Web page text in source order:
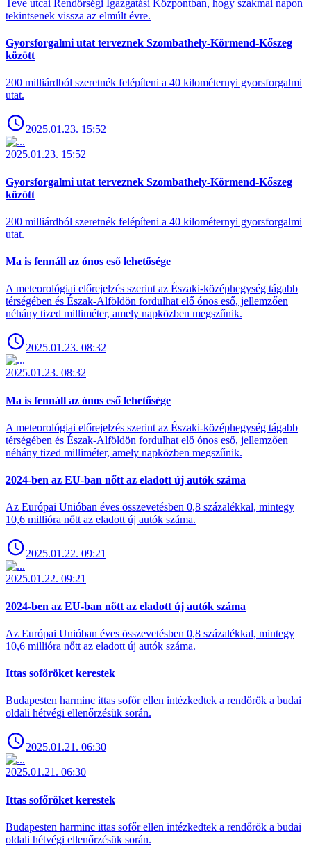
Teve utcai Rendőrségi Igazgatási Központban, hogy szakmai napon
tekintsenek vissza az elmúlt évre.
Gyorsforgalmi utat terveznek Szombathely-Körmend-Kőszeg
között
200 milliárdból szeretnék felépíteni a 40 kilométernyi gyorsforgalmi
utat.
2025.01.23. 15:52
2025.01.23. 15:52
Gyorsforgalmi utat terveznek Szombathely-Körmend-Kőszeg
között
200 milliárdból szeretnék felépíteni a 40 kilométernyi gyorsforgalmi
utat.
Ma is fennáll az ónos eső lehetősége
A meteorológiai előrejelzés szerint az Északi-középhegység tágabb
térségében és Észak-Alföldön fordulhat elő ónos eső, jellemzően
néhány tized milliméter, amely napközben megszűnik.
2025.01.23. 08:32
2025.01.23. 08:32
Ma is fennáll az ónos eső lehetősége
A meteorológiai előrejelzés szerint az Északi-középhegység tágabb
térségében és Észak-Alföldön fordulhat elő ónos eső, jellemzően
néhány tized milliméter, amely napközben megszűnik.
2024-ben az EU-ban nőtt az eladott új autók száma
Az Európai Unióban éves összevetésben 0,8 százalékkal, mintegy
10,6 millióra nőtt az eladott új autók száma.
2025.01.22. 09:21
2025.01.22. 09:21
2024-ben az EU-ban nőtt az eladott új autók száma
Az Európai Unióban éves összevetésben 0,8 százalékkal, mintegy
10,6 millióra nőtt az eladott új autók száma.
Ittas sofőröket kerestek
Budapesten harminc ittas sofőr ellen intézkedtek a rendőrök a budai
oldali hétvégi ellenőrzésük során.
2025.01.21. 06:30
2025.01.21. 06:30
Ittas sofőröket kerestek
Budapesten harminc ittas sofőr ellen intézkedtek a rendőrök a budai
oldali hétvégi ellenőrzésük során.